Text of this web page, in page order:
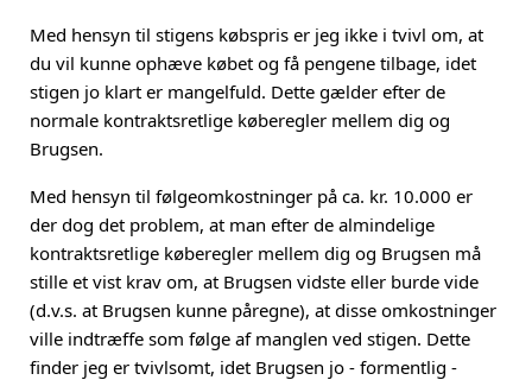
Med hensyn til stigens købspris er jeg ikke i tvivl om, at
du vil kunne ophæve købet og få pengene tilbage, idet
stigen jo klart er mangelfuld. Dette gælder efter de
normale kontraktsretlige køberegler mellem dig og
Brugsen.
Med hensyn til følgeomkostninger på ca. kr. 10.000 er
der dog det problem, at man efter de almindelige
kontraktsretlige køberegler mellem dig og Brugsen må
stille et vist krav om, at Brugsen vidste eller burde vide
(d.v.s. at Brugsen kunne påregne), at disse omkostninger
ville indtræffe som følge af manglen ved stigen. Dette
finder jeg er tvivlsomt, idet Brugsen jo - formentlig -